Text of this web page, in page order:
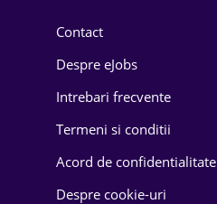
Contact
Despre eJobs
Intrebari frecvente
Termeni si conditii
Acord de confidentialitate
Despre cookie-uri